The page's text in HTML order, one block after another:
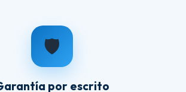
🛡️
por escrito